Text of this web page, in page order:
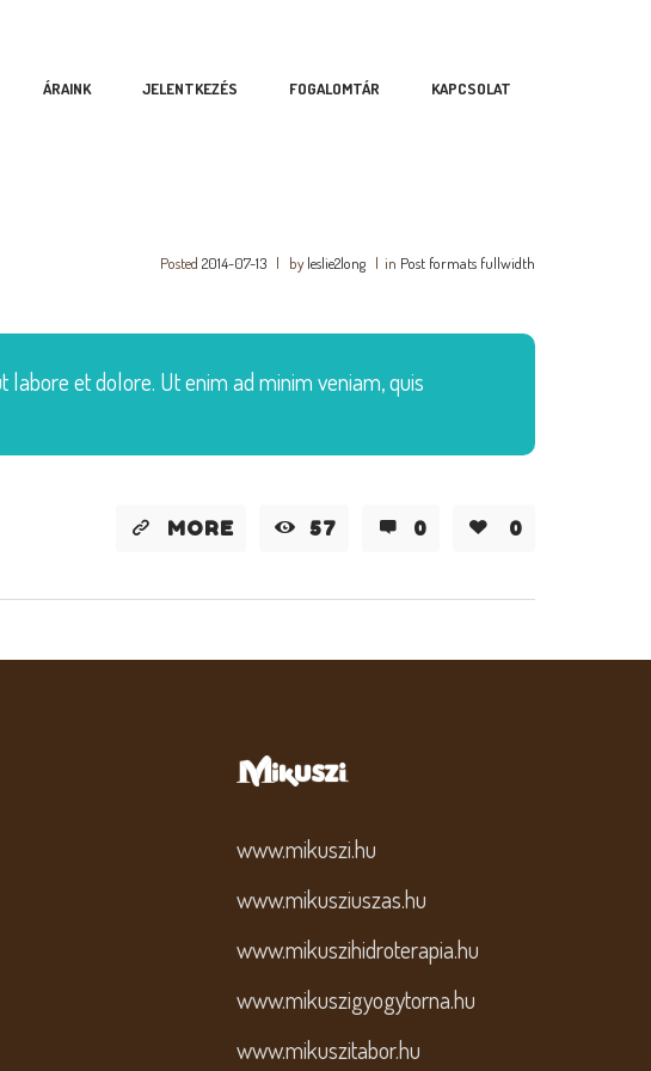
ÁRAINK JELENTKEZÉS FOGALOMTÁR KAPCSOLAT
Posted 2014-07-13 | byleslie2long | in Post formats fullwidth
et dolore. Ut enim ad minim veniam, quis
MORE 57 0 0
www.mikuszi.hu
www.mikusziuszas.hu
www.mikuszihidroterapia.hu
www.mikuszigyogytorna.hu
www.mikuszitabor.hu